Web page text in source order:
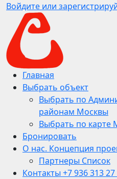
Войдите или
Главная
Выбрать объект
Выбрать по
районам Москвы
Выбрать по карте
Бронировать
О нас. Концепция
Партнеры Список
Контакты +7 936 313